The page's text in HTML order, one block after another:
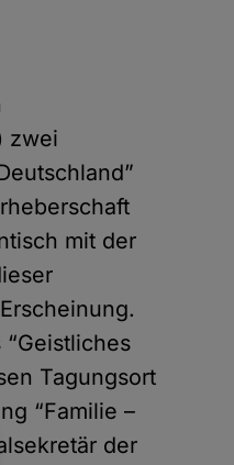
zwei
mit der
Tagungsort
“Familie –
der